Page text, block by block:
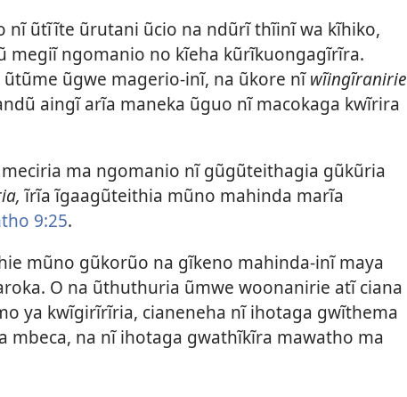
nĩ ũtĩĩte ũrutani ũcio na ndũrĩ thĩinĩ wa kĩhiko,
megiĩ ngomanio no kĩeha kũrĩkuongagĩrĩra.
ũgwe magerio-inĩ, na ũkore nĩwĩingĩranirie
aingĩ arĩa maneka ũguo nĩ macokaga kwĩrira
ma ngomanio nĩ gũgũteithagia gũkũria
ĩrĩa ĩgaagũteithia mũno mahinda marĩa
9:25.
mũno gũkorũo na gĩkeno mahinda-inĩ maya
O na ũthuthuria ũmwe woonanirie atĩ ciana
ya kwĩgirĩrĩria, cianeneha nĩ ihotaga gwĩthema
mbeca, na nĩ ihotaga gwathĩkĩra mawatho ma